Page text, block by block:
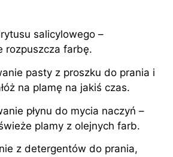
salicylowego –
rozpuszcza farbę.
pasty z proszku do prania i
na plamę na jakiś czas.
płynu do mycia naczyń –
plamy z olejnych farb.
z detergentów do prania,